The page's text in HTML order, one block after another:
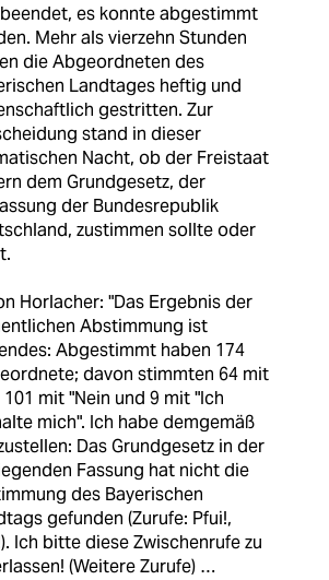
es konnte abgestimmt
Mehr als vierzehn Stunden
die Abgeordneten des
Landtages heftig und
gestritten. Zur
stand in dieser
Nacht, ob der Freistaat
dem Grundgesetz, der
der Bundesrepublik
zustimmen sollte oder
Horlacher: "Das Ergebnis der
Abstimmung ist
Abgestimmt haben 174
davon stimmten 64 mit
101 mit "Nein und 9 mit "Ich
mich". Ich habe demgemäß
Das Grundgesetz in der
Fassung hat nicht die
des Bayerischen
gefunden (Zurufe: Pfui!,
Ich bitte diese Zwischenrufe zu
(Weitere Zurufe) …